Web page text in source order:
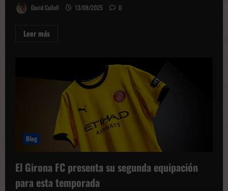
David Cullell 13/08/2025 0
Leer másLeer
me
venir
Girona
era
lo
mejor
mí”
Blog
El Girona FC presenta su segunda equipación
para esta temporada